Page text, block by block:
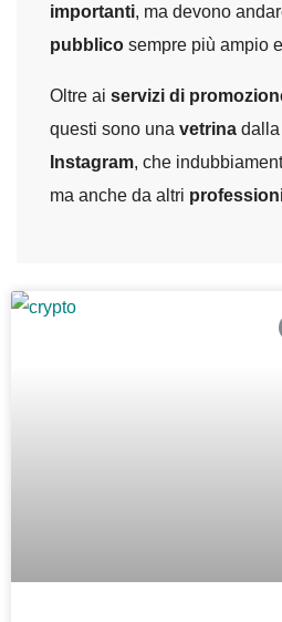
importanti, ma devono
pubblico sempre più ampio
Oltre ai servizi di
questi sono una vetrina dalla
Instagram, che
ma anche da altri